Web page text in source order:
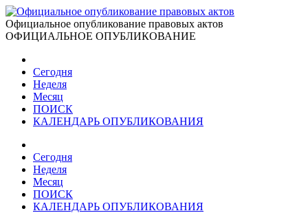
Официальное опубликование правовых актов
ОФИЦИАЛЬНОЕ ОПУБЛИКОВАНИЕ
Сегодня
Неделя
Месяц
ПОИСК
КАЛЕНДАРЬ ОПУБЛИКОВАНИЯ
Сегодня
Неделя
Месяц
ПОИСК
КАЛЕНДАРЬ ОПУБЛИКОВАНИЯ